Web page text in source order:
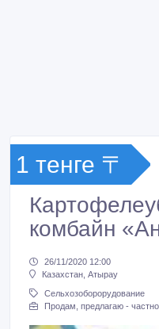
1 тенге 〒
комбайн
26/11/2020 12:00
Казахстан, Атырау
Сельхозоборорудование
Продам, предлагаю -